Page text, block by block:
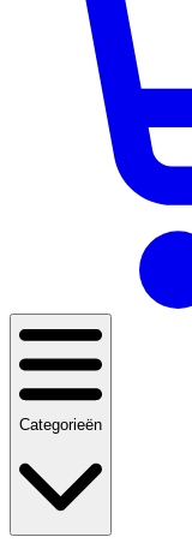
Categorieën